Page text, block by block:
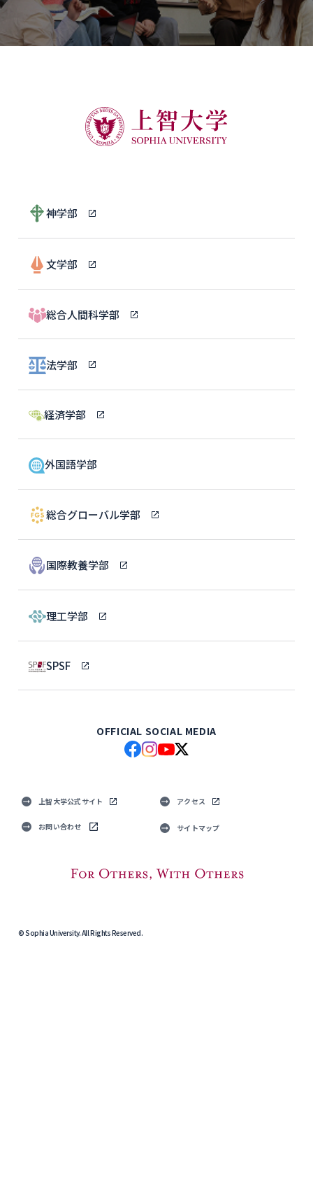
神学部
文学部
総合人間科学部
法学部
経済学部
外国語学部
総合グローバル学部
国際教養学部
理工学部
SPSF
OFFICIAL SOCIAL MEDIA
上智大学公式サイト アクセス
お問い合わせ サイトマップ
© Sophia University. All Rights Reserved.